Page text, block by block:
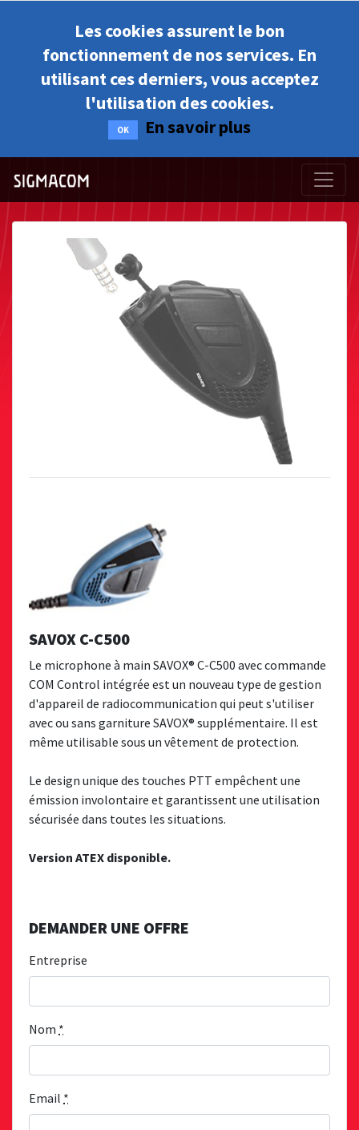
Les cookies assurent le bon
fonctionnement de nos services. En
utilisant ces derniers, vous acceptez
l'utilisation des cookies.
OK En savoir plus
SAVOX C-C500
Le microphone à main SAVOX® C-C500 avec commande
COM Control intégrée est un nouveau type de gestion
d'appareil de radiocommunication qui peut s'utiliser
avec ou sans garniture SAVOX® supplémentaire. Il est
même utilisable sous un vêtement de protection.
Le design unique des touches PTT empêchent une
émission involontaire et garantissent une utilisation
sécurisée dans toutes les situations.
Version ATEX disponible.
DEMANDER UNE OFFRE
Entreprise
Nom *
Email *